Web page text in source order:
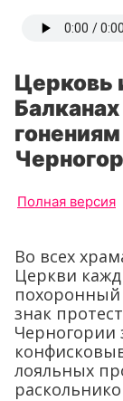
Церковь
Полная версия
Во всех
Церкви
похоронный
знак
Черногории
лояльных